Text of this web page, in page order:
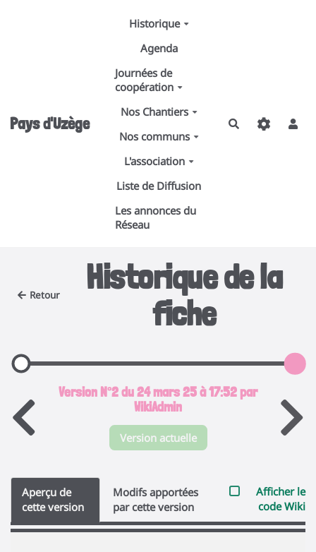
Aller au contenu principal
Pays d'Uzège
Historique
Agenda
Journées de
coopération
Nos Chantiers
Nos communs
L'association
Liste de Diffusion
Les annonces du
Réseau
Rechercher
Retour
Historique de la
fiche
Version N°2 du 24 mars 25 à 17:52 par
WikiAdmin
Version actuelle
Aperçu de
cette version
Modifs apportées
par cette version
Afficher le
code Wiki